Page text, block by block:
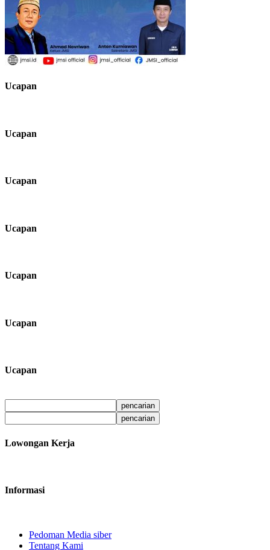
Ucapan
Ucapan
Ucapan
Ucapan
Ucapan
Ucapan
Ucapan
Lowongan Kerja
Informasi
Pedoman Media siber
Tentang Kami